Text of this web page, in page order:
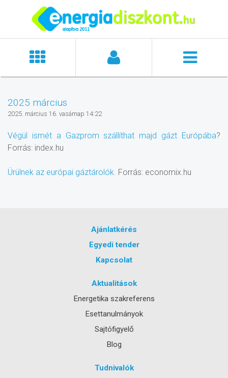
2025 március
2025. március 16. vasárnap 14:22
Végül ismét a Gazprom szállíthat majd gázt Európába?
Forrás: index.hu
Ürülnek az európai gáztárolók. Forrás: economix.hu
Ajánlatkérés
Egyedi tender
Kapcsolat
Aktualitások
Energetika szakreferens
Esettanulmányok
Sajtófigyelő
Blog
Tudnivalók